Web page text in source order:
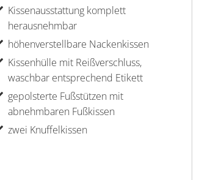
Kissenausstattung komplett
herausnehmbar
höhenverstellbare Nackenkissen
Kissenhülle mit Reißverschluss,
waschbar entsprechend Etikett
gepolsterte Fußstützen mit
abnehmbaren Fußkissen
zwei Knuffelkissen